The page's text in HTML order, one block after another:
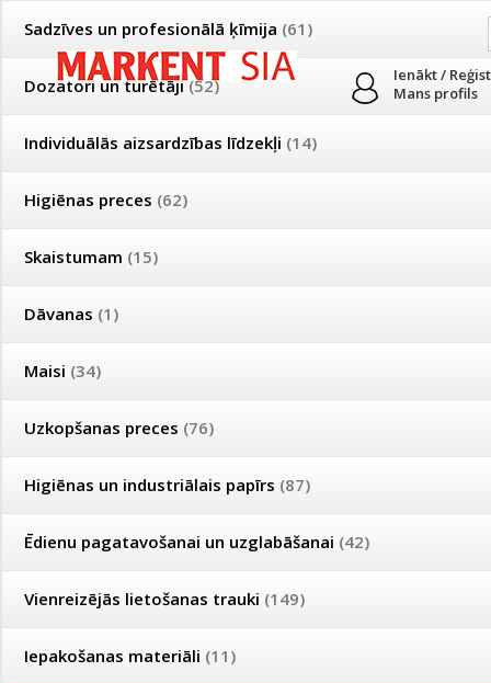
Ienākt /
Mans profils
Sadzīves un profesionālā ķīmija (61)
Dozatori un turētāji(52)
Individuālās aizsardzības līdzekļi (14)
Higiēnas preces (62)
Skaistumam (15)
Dāvanas (1)
Maisi (34)
Uzkopšanas preces (76)
Higiēnas un industriālais papīrs (87)
Ēdienu pagatavošanai un uzglabāšanai (42)
Vienreizējās lietošanas trauki (149)
Iepakošanas materiāli (11)
PAR MUMS
PRODUKTI
Mājsaimniecības un profesionālās uzkopšanas preču tirdzniecība
Bezmaksas piegāde visā Latvijā pasūtījumiem no 50 eiro!
Īpašas cenas un piegādes nosacījumi vairumtirgotājiem
Reģistrējies un saņem pastāvīgu atlaidi!
Dārzam un saimniecībai